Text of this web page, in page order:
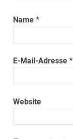
Name*
E-Mail-Adresse*
Website